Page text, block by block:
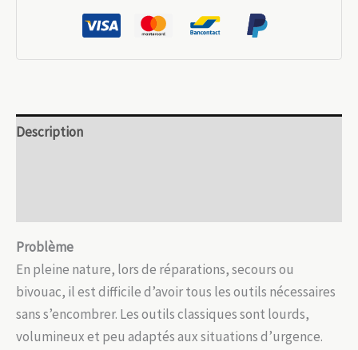
–
Outil
Description
Problème
En pleine nature, lors de réparations, secours ou
bivouac, il est difficile d’avoir tous les outils nécessaires
sans s’encombrer. Les outils classiques sont lourds,
volumineux et peu adaptés aux situations d’urgence.